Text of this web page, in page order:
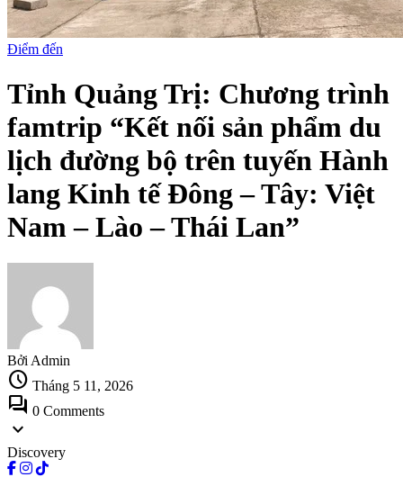
Điểm đến
Tỉnh Quảng Trị: Chương trình
famtrip “Kết nối sản phẩm du
lịch đường bộ trên tuyến Hành
lang Kinh tế Đông – Tây: Việt
Nam – Lào – Thái Lan”
Bởi Admin
schedule Tháng 5 11, 2026
forum 0 Comments
expand_more
Discovery